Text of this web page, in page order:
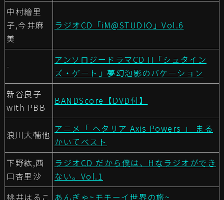
中村繪里
子,今井麻
美
ラジオCD「iM@STUDIO」Vol.6
-
アンソロジードラマCD II「シュタイン
ズ・ゲート」夢幻泡影のバケーション
新谷良子
with PBB
BANDScore【DVD付】
浪川大輔他
アニメ「 ヘタリア Axis Powers 」 まる
かいてベスト
下野紘,西
口杏里沙
ラジオCD だから僕は、Hなラジオができ
ない。Vol.1
桃井はるこ あんぎゃ~モモーイ世界の旅~